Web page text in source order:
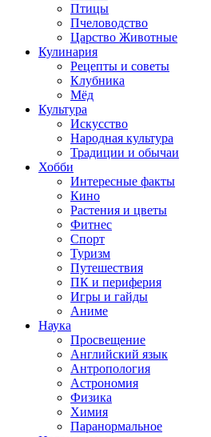
Птицы
Пчеловодство
Царство Животные
Кулинария
Рецепты и советы
Клубника
Мёд
Культура
Искусство
Народная культура
Традиции и обычаи
Хобби
Интересные факты
Кино
Растения и цветы
Фитнес
Спорт
Туризм
Путешествия
ПК и периферия
Игры и гайды
Аниме
Наука
Просвещение
Английский язык
Антропология
Астрономия
Физика
Химия
Паранормальное